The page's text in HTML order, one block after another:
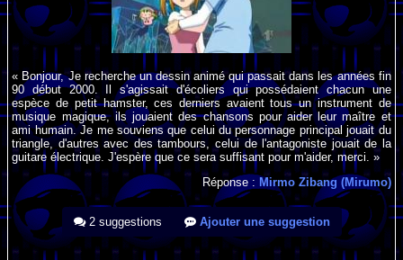
« Bonjour, Je recherche un dessin animé qui passait dans les années fin
90 début 2000. Il s'agissait d'écoliers qui possédaient chacun une
espèce de petit hamster, ces derniers avaient tous un instrument de
musique magique, ils jouaient des chansons pour aider leur maître et
ami humain. Je me souviens que celui du personnage principal jouait du
triangle, d'autres avec des tambours, celui de l'antagoniste jouait de la
guitare électrique. J'espère que ce sera suffisant pour m'aider, merci. »
Réponse : Mirmo Zibang (Mirumo)
2 suggestions Ajouter une suggestion